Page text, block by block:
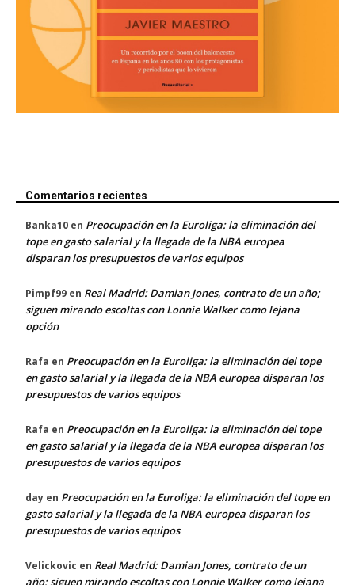
Comentarios recientes
Banka10 en Preocupación en la Euroliga: la eliminación del
tope en gasto salarial y la llegada de la NBA europea
disparan los presupuestos de varios equipos
Pimpf99 en Real Madrid: Damian Jones, contrato de un año;
siguen mirando escoltas con Lonnie Walker como lejana
opción
Rafa en Preocupación en la Euroliga: la eliminación del tope
en gasto salarial y la llegada de la NBA europea disparan los
presupuestos de varios equipos
Rafa en Preocupación en la Euroliga: la eliminación del tope
en gasto salarial y la llegada de la NBA europea disparan los
presupuestos de varios equipos
day en Preocupación en la Euroliga: la eliminación del tope en
gasto salarial y la llegada de la NBA europea disparan los
presupuestos de varios equipos
Velickovic en Real Madrid: Damian Jones, contrato de un
año; siguen mirando escoltas con Lonnie Walker como lejana